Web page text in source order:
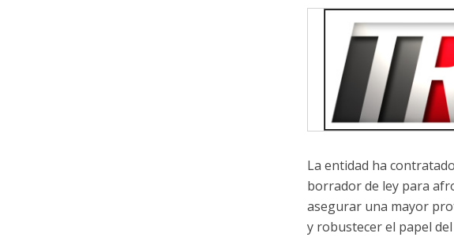
La entidad ha
borrador de ley para
asegurar una mayor
y robustecer el papel